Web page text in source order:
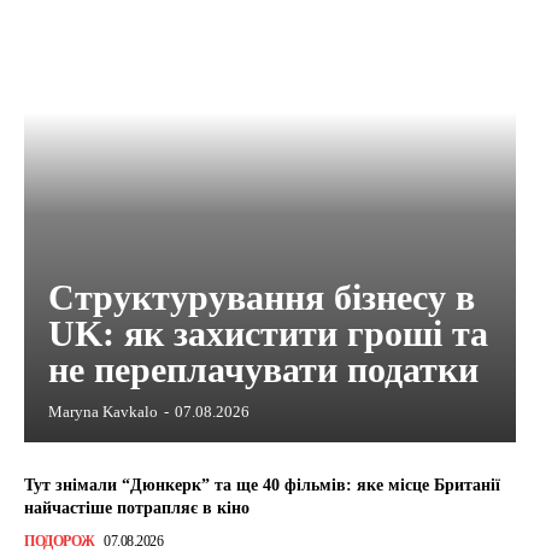
Структурування бізнесу в
UK: як захистити гроші та
не переплачувати податки
Maryna Kavkalo - 07.08.2026
Тут знімали “Дюнкерк” та ще 40 фільмів: яке місце Британії
найчастіше потрапляє в кіно
ПОДОРОЖ 07.08.2026